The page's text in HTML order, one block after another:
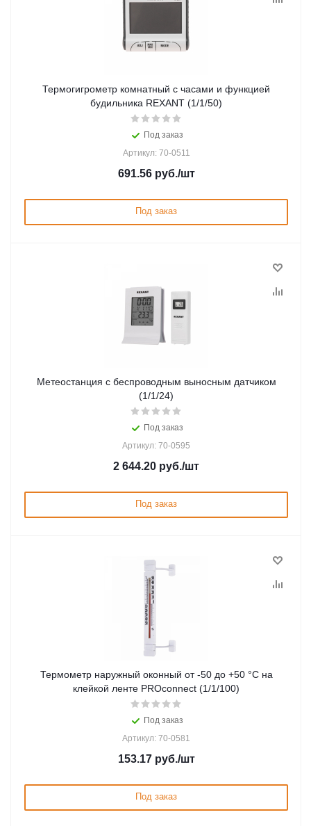
Термогигрометр комнатный с часами и функцией
будильника REXANT (1/1/50)
Под заказ
Артикул: 70-0511
691.56руб./шт
Под заказ
Метеостанция с беспроводным выносным датчиком
(1/1/24)
Под заказ
Артикул: 70-0595
2 644.20 руб./шт
Под заказ
Термометр наружный оконный от -50 до +50 °С на
клейкой ленте PROconnect (1/1/100)
Под заказ
Артикул: 70-0581
153.17руб./шт
Под заказ